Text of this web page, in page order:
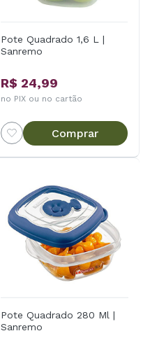
Pote Quadrado 1,6 L |
Sanremo
R$ 24,99
no PIX ou no cartão
Comprar
Pote Quadrado 280 Ml |
Sanremo